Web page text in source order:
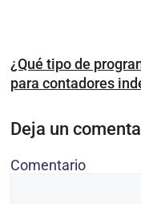
¿Qué tipo de
para contadores
Deja un
Comentario